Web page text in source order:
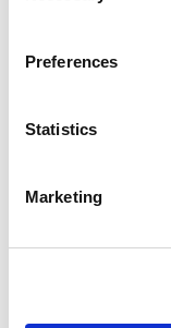
Preferences
Statistics
Marketing
Stålplattor
Konstruerad
Lätt att använda